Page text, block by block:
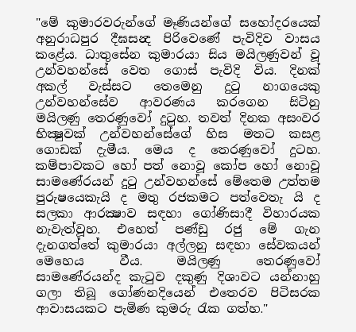
"මේ කුමාරවරුන්ගේ මෑණියන්ගේ සහෝදරයෙක්
අනුරාධපුර දීඝසන්‍ද පිරිවෙණේ පැවිදිව වාසය
කළේය. ධාතුසේන කුමාරයා සිය මයිලණුවන් වූ
උන්වහන්සේ වෙත ගොස් පැවිදි විය. දිනක්
අකල් වැස්සට තෙමෙනු දුටු නාගයෙකු
උන්වහන්සේව ආවරණය කරගෙන සිටිනු
මයිලණු තෙරණුවෝ දුටුහ. තවත් දිනක අසංවර
භික්‍ෂුවක් උන්වහන්සේගේ හිස මතට කසළ
ගොඩක් දැමීය. මෙය ද තෙරණුවෝ දුටහ.
කම්පාවකට හෝ පත් නොවූ කෝප හෝ නොවූ
සාමණේරයන් දුටු උන්වහන්සේ මේතෙම උත්තම
පුරුෂයෙකැයි ද මතු රජකමට පත්වෙතැ යි ද
සලකා ආරක්‍ෂාව සඳහා ගෝණිසාදී විහාරයක
නැවැත්වූහ. එහෙත් පණ්ඩු රජු මේ ගැන
දැනගත්තේ කුමාරයා අල්ලනු සඳහා සේවකයන්
මෙහෙය වීය. මයිලණු තෙරණුවෝ
සාමණේරයන්ද කැටුව දකුණු දිශාවට යන්නාහු
ගලා තිබූ ගෝණනදියෙන් එතෙරව පිටිසරක
ආවාසයකට පැමිණ කුමරු රැක ගත්හ."